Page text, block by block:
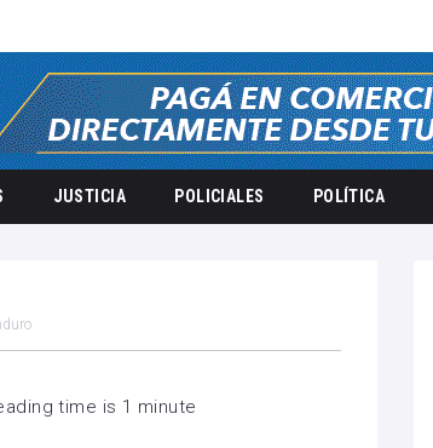
JUSTICIA POLICIALES POLÍTICA
time is 1 minute